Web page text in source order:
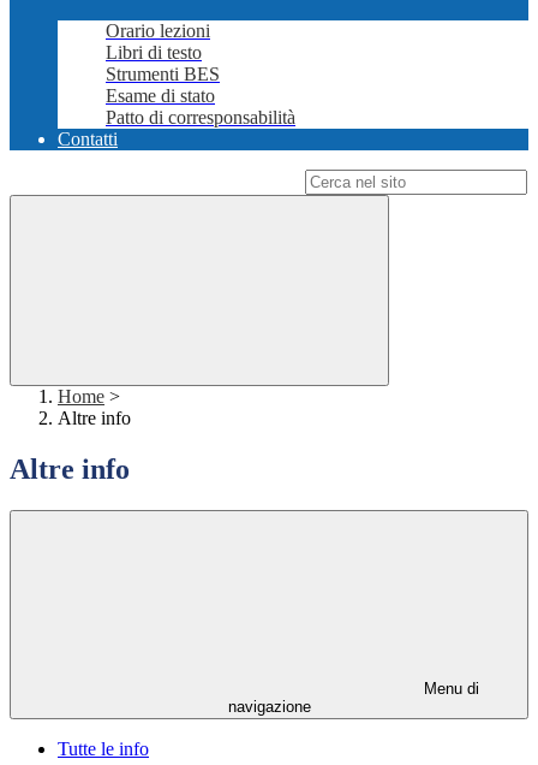
Orario lezioni
Libri di testo
Strumenti BES
Esame di stato
Patto di corresponsabilità
Contatti
Home >
Altre info
Altre info
Menu di
navigazione
Tutte le info